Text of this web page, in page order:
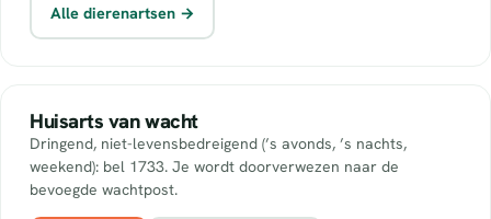
Alle dierenartsen →
Huisarts van wacht
Dringend, niet-levensbedreigend (’s avonds, ’s nachts,
weekend): bel 1733. Je wordt doorverwezen naar de
bevoegde wachtpost.